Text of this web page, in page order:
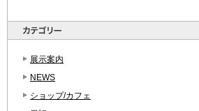
展示案内
NEWS
ショップ/カフェ